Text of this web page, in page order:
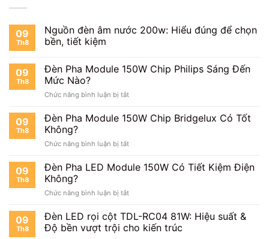
09
Th8
Nguồn đèn âm nước 200w: Hiểu đúng để chọn
bền, tiết kiệm
09
Th8
Đèn Pha Module 150W Chip Philips Sáng Đến
Mức Nào?
Chức năng bình luận bị tắtở
Pha
Module
Chip
Sáng
Nào?
09
Th8
Đèn Pha Module 150W Chip Bridgelux Có Tốt
Không?
Chức năng bình luận bị tắtở
Pha
Module
Chip
Có
Tốt
09
Th8
Đèn Pha LED Module 150W Có Tiết Kiệm Điện
Không?
Chức năng bình luận bị tắtở
Pha
LED
Module
09
Th8
Đèn LED rọi cột TDL-RC04 81W: Hiệu suất &
Độ bền vượt trội cho kiến trúc